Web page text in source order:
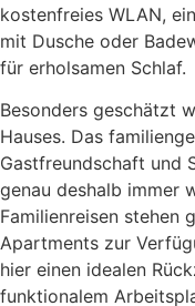
kostenfreies WLAN, ein
mit Dusche oder
für erholsamen Schlaf.
Besonders geschätzt
Hauses. Das
Gastfreundschaft und
genau deshalb immer
Familienreisen stehen
Apartments zur
hier einen idealen
funktionalem